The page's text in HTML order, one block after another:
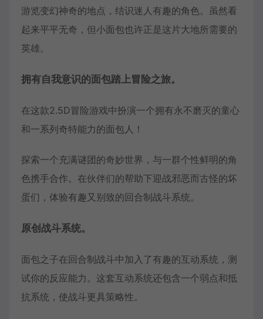
游览变幻神奇的地点，结识迷人有趣的角色。虽然看
起来平平无奇，但小面包也许正是这片大地所需要的
英雄。
拥有自我意识的面包踏上冒险之旅。
在这款2.5D冒险游戏中扮演一个拥有永不磨灭的童心
和一系列奇特能力的面包人！
探索一个充满谜团的奇妙世界，与一群个性鲜明的角
色携手合作。在伙伴们的帮助下迎战邪恶而古怪的坏
蛋们，体验有趣又别致的回合制战斗系统。
原创战斗系统。
面包之子在回合制战斗中加入了有趣的互动系统，测
试你的反应能力。这套互动系统还包含一个弱点和抵
抗系统，使战斗更具策略性。